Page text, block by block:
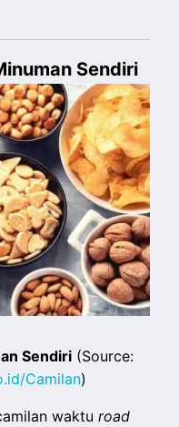
Sendiri
Sendiri(Source:
Camilan)
wakturoad